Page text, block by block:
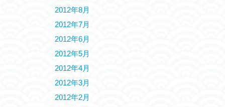
2012年8月
2012年7月
2012年6月
2012年5月
2012年4月
2012年3月
2012年2月